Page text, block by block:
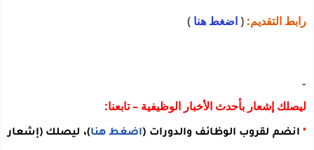
رابط التقديم: (اضغط هنا )
–
ليصلك إشعار بأحدث الأخبار الوظيفية – تابعنا:
* انضم لقروب الوظائف والدورات (اضغط هنا)، ليصلك (إشعار